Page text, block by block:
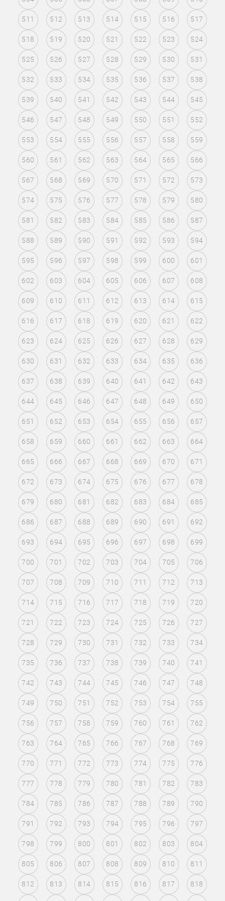
511 512 513 514 515 516 517
518 519 520 521 522 523 524
525 526 527 528 529 530 531
532 533 534 535 536 537 538
539 540 541 542 543 544 545
546 547 548 549 550 551 552
553 554 555 556 557 558 559
560 561 562 563 564 565 566
567 568 569 570 571 572 573
574 575 576 577 578 579 580
581 582 583 584 585 586 587
588 589 590 591 592 593 594
595 596 597 598 599 600 601
602 603 604 605 606 607 608
609 610 611 612 613 614 615
616 617 618 619 620 621 622
623 624 625 626 627 628 629
630 631 632 633 634 635 636
637 638 639 640 641 642 643
644 645 646 647 648 649 650
651 652 653 654 655 656 657
658 659 660 661 662 663 664
665 666 667 668 669 670 671
672 673 674 675 676 677 678
679 680 681 682 683 684 685
686 687 688 689 690 691 692
693 694 695 696 697 698 699
700 701 702 703 704 705 706
707 708 709 710 711 712 713
714 715 716 717 718 719 720
721 722 723 724 725 726 727
728 729 730 731 732 733 734
735 736 737 738 739 740 741
742 743 744 745 746 747 748
749 750 751 752 753 754 755
756 757 758 759 760 761 762
763 764 765 766 767 768 769
770 771 772 773 774 775 776
777 778 779 780 781 782 783
784 785 786 787 788 789 790
791 792 793 794 795 796 797
798 799 800 801 802 803 804
805 806 807 808 809 810 811
812 813 814 815 816 817 818